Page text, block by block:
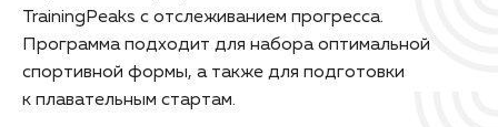
TrainingPeaks с отслеживанием прогресса.
Программа подходит для набора оптимальной
спортивной формы, а также для подготовки
к плавательным стартам.